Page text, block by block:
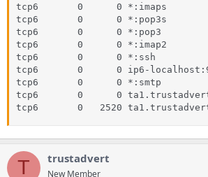
tcp6       0      0 *:imaps
tcp6       0      0 *:pop3s
tcp6       0      0 *:pop3
tcp6       0      0 *:imap2
tcp6       0      0 *:ssh
tcp6       0      0 ip6-
tcp6       0      0 *:smtp
tcp6       0      0
tcp6       0   2520
T trustadvert
New Member